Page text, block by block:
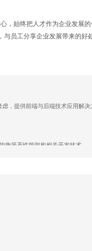
始终把人才作为企业发展
员工分享企业发展带来的
，提供前端与后端技术应用解
等高性能架构相关开发技术。